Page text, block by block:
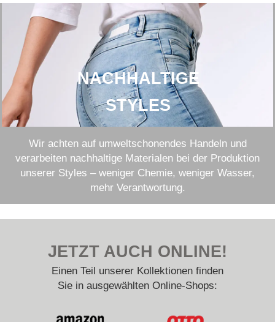
NACHHALTIGE
STYLES
Wir achten auf umweltschonendes Handeln und
verarbeiten nachhaltige Materialen bei der Produktion
unserer Styles – weniger Chemie, weniger Wasser,
mehr Verantwortung.
JETZT AUCH ONLINE!
Einen Teil unserer Kollektionen finden
Sie in ausgewählten Online-Shops: